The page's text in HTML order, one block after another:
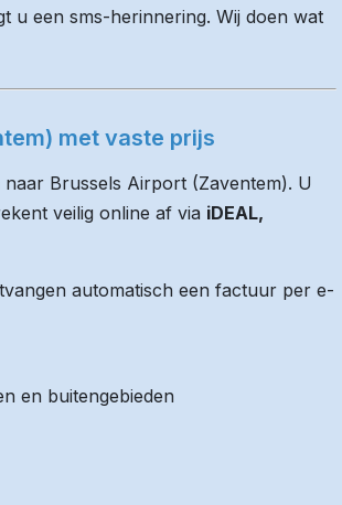
u een sms-herinnering. Wij doen wat
met vaste prijs
Brussels Airport (Zaventem). U
veilig online af via iDEAL,
automatisch een factuur per e-
en buitengebieden